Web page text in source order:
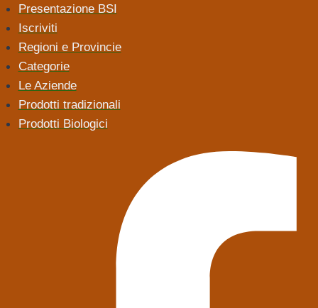
Presentazione BSI
Iscriviti
Regioni e Provincie
Categorie
Le Aziende
Prodotti tradizionali
Prodotti Biologici